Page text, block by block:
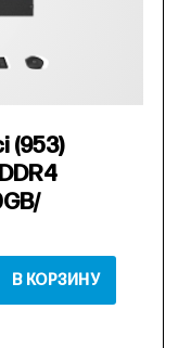
(953)
В КОРЗИНУ